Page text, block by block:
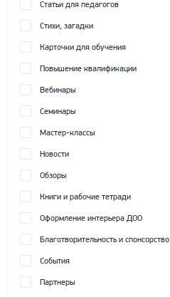
Статьи для педагогов
Стихи, загадки
Карточки для обучения
Повышение квалификации
Вебинары
Семинары
Мастер-классы
Новости
Обзоры
Книги и рабочие тетради
Оформление интерьера ДОО
Благотворительность и спонсорство
События
Партнеры